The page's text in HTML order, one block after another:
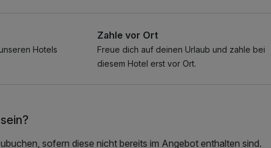
Hotels
Zahle vor Ort
Freue dich auf deinen Urlaub und zahle bei
diesem Hotel erst vor Ort.
sofern diese nicht bereits im Angebot enthalten sind.